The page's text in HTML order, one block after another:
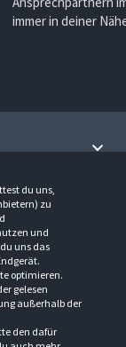
du uns,
zu
und
uns das
optimieren.
gelesen
außerhalb der
den dafür
immer in deiner